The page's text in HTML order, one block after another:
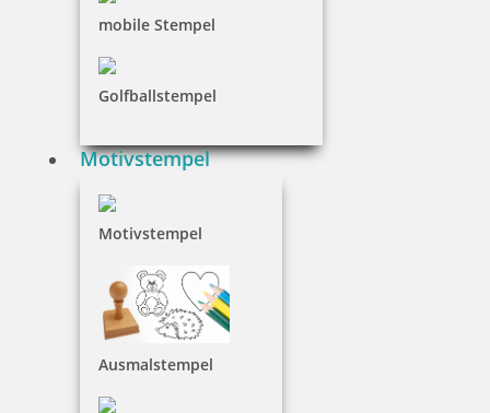
mobile Stempel
Golfballstempel
Motivstempel
Motivstempel
Ausmalstempel